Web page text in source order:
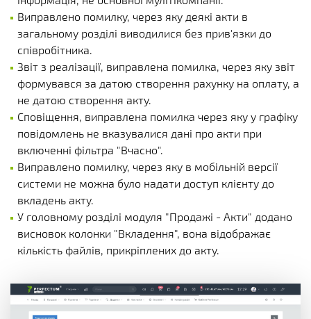
Виправлено помилку, через яку деякі акти в
загальному розділі виводилися без прив'язки до
співробітника.
Звіт з реалізації, виправлена помилка, через яку звіт
формувався за датою створення рахунку на оплату, а
не датою створення акту.
Сповіщення, виправлена помилка через яку у графіку
повідомлень не вказувалися дані про акти при
включенні фільтра "Вчасно".
Виправлено помилку, через яку в мобільній версії
системи не можна було надати доступ клієнту до
вкладень акту.
У головному розділі модуля "Продажі - Акти" додано
висновок колонки "Вкладення", вона відображає
кількість файлів, прикріплених до акту.